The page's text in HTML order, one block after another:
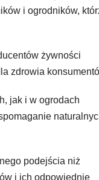
i ogrodników,
żywności
zdrowia
jak i w ogrodach
podejścia niż
i ich odpowiednie